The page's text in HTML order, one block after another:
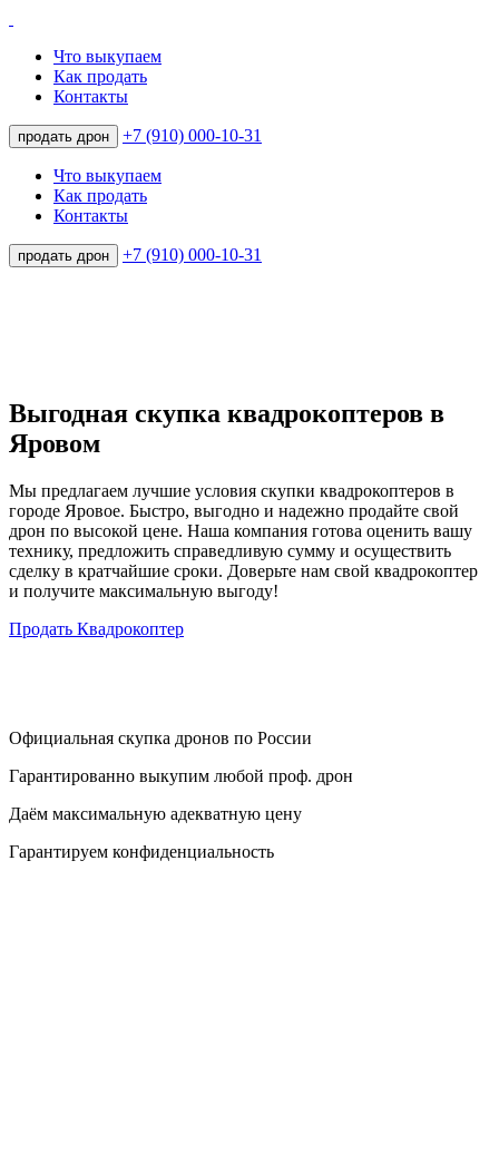
Что выкупаем
Как продать
Контакты
продать дрон +7 (910) 000-10-31
Что выкупаем
Как продать
Контакты
продать дрон +7 (910) 000-10-31
Выгодная скупка квадрокоптеров в
Яровом
Мы предлагаем лучшие условия скупки квадрокоптеров в
городе Яровое. Быстро, выгодно и надежно продайте свой
дрон по высокой цене. Наша компания готова оценить вашу
технику, предложить справедливую сумму и осуществить
сделку в кратчайшие сроки. Доверьте нам свой квадрокоптер
и получите максимальную выгоду!
Продать Квадрокоптер
Официальная скупка дронов по России
Гарантированно выкупим любой проф. дрон
Даём максимальную адекватную цену
Гарантируем конфиденциальность